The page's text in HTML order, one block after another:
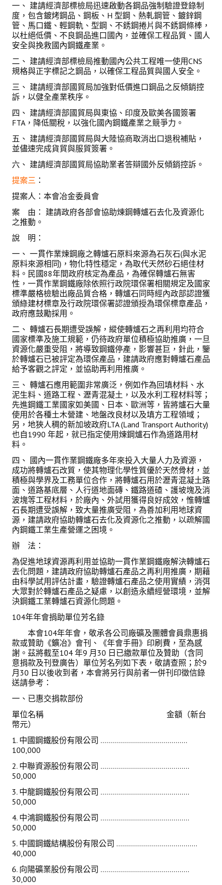
一、 建請經濟部標檢局迅速啟動各鋼品強制驗證登錄制
度，包含鍍烤鋼品、鋼板、H 型鋼、熱軋鋼管、鍍鋅鋼
管、馬口鐵、輕鋼軌、型鋼、不銹鋼捲片與不銹鋼條棒，
以杜絕低價、不良鋼品進口國內，並確保工程品質、國人
安全與挽救國內鋼鐵產業。
二、 建請經濟部標檢局推動國內公共工程唯一使用CNS
規格與正字標記之鋼品，以確保工程品質與國人安全。
三、 建請經濟部國貿局加強對低價進口鋼品之反傾銷控
訴，以健全產業秩序。
四、 建請經濟部國貿局與東協、印度及歐美各國簽署
FTA，降低關稅，以強化國內鋼鐵產業之競爭力。
五、 建請經濟部國貿局與大陸協商取消出口退稅補貼，
並儘速完成貨貿與服貿簽署。
六、 建請經濟部國貿局協助業者答辯國外反傾銷控訴。
提案三 ：
提案人：本會冶金委員會
案 由： 建請政府各部會協助煉鋼轉爐石去化及資源化
之推動。
說 明：
一、 一貫作業煉鋼廠之轉爐石原料來源為石灰石(與水泥
原料來源相同)，物化特性穩定，為取代天然砂石絕佳材
料。民國88年間政府核定為產品，為確保轉爐石無害
性，一貫作業鋼鐵廠除依照行政院環保署相關規定及國家
標準嚴格檢驗出廠品質合格，轉爐石同時經內政部認證獲
頒綠建材標章及行政院環保署認證頒授為環保標章產品，
政府應鼓勵採用。
二、 轉爐石長期遭受誤解，縱使轉爐石之再利用均符合
國家標準及施工規範，仍待政府單位積極協助推廣，一旦
資源化嚴重受阻，將導致鋼鐵停產，影響甚巨，針此，鑒
於轉爐石已被評定為環保產品，建請政府應對轉爐石產品
給予客觀之評定，並協助再利用推廣。
三、 轉爐石應用範圍非常廣泛，例如作為回填材料、水
泥生料、道路工程、瀝青混凝土，以及水利工程材料等；
先進鋼鐵工業國家如美國、日本、歐洲等，皆將爐石大量
使用於各種土木營建、地盤改良材以及填方工程領域；
另，地狹人稠的新加坡政府LTA (Land Transport Authority)
也自1990 年起，就已指定使用煉鋼爐石作為道路用材
料。
四、 國內一貫作業鋼鐵廠多年來投入大量人力及資源，
成功將轉爐石改質，使其物理化學性質優於天然骨材，並
積極與學界及工務單位合作，將轉爐石用於瀝青混凝土路
面、道路基底層、人行道地面磚、鐵路道碴、護坡塊及消
波塊等工程材料，於廠內、外試用獲得良好成效，惟轉爐
石長期遭受誤解，致大量推廣受阻，為善加利用地球資
源，建請政府協助轉爐石去化及資源化之推動，以疏解國
內鋼鐵工業生產營運之困境。
辦 法：
為促進地球資源再利用並協助一貫作業鋼鐵廠解決轉爐石
去化問題，建請政府協助轉爐石產品之再利用推廣，期藉
由科學試用評估計畫，驗證轉爐石產品之使用實績，消弭
大眾對於轉爐石產品之疑慮，以創造永續經營環境，並解
決鋼鐵工業轉爐石資源化問題。
104年年會捐助單位芳名錄
本會104年年會，敬承各公司廠礦及團體會員鼎惠捐
款或贊助《鑛冶》會刊、《年會手冊》印刷費，至為感
謝。茲將截至104 年9 月30 日已繳款單位及贊助（含同
意捐款及刊登廣告）單位芳名列如下表，敬請查照；於9
月30 日以後收到者，本會將另行與前者一併刊印徵信錄
送請參考：
一、已惠交捐款部份
單位名稱 金額（新台
幣元）
1. 中國鋼鐵股份有限公司 ............................................
100,000
2. 中聯資源股份有限公司 .............................................
50,000
3. 中龍鋼鐵股份有限公司 .............................................
50,000
4. 中鴻鋼鐵股份有限公司 .............................................
50,000
5. 中國鋼鐵結構股份有限公司 .........................................
40,000
6. 向陽礦業股份有限公司 .............................................
30,000